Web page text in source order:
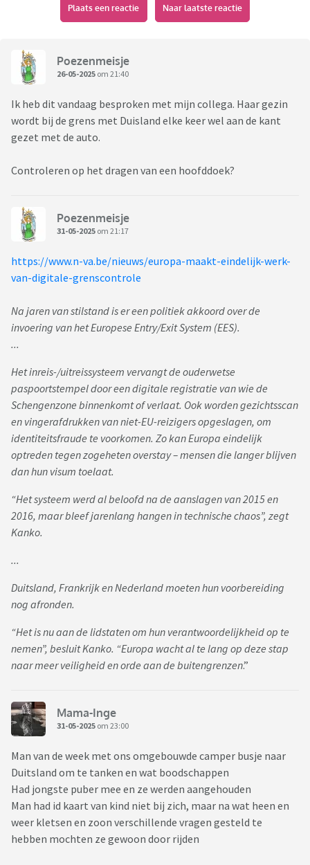
Plaats een reactie Naar laatste reactie
Poezenmeisje
26-05-2025 om 21:40
Ik heb dit vandaag besproken met mijn collega. Haar gezin
wordt bij de grens met Duisland elke keer wel aan de kant
gezet met de auto.
Controleren op het dragen van een hoofddoek?
Poezenmeisje
31-05-2025 om 21:17
https://www.n-va.be/nieuws/europa-maakt-eindelijk-werk-
van-digitale-grenscontrole
Na jaren van stilstand is er een politiek akkoord over de
invoering van het Europese Entry/Exit System (EES).
...
Het inreis-/uitreissysteem vervangt de ouderwetse
paspoortstempel door een digitale registratie van wie de
Schengenzone binnenkomt of verlaat. Ook worden gezichtsscan
en vingerafdrukken van niet-EU-reizigers opgeslagen, om
identiteitsfraude te voorkomen. Zo kan Europa eindelijk
optreden tegen zogeheten overstay – mensen die langer blijven
dan hun visum toelaat.
“Het systeem werd al beloofd na de aanslagen van 2015 en
2016, maar bleef jarenlang hangen in technische chaos”, zegt
Kanko.
...
Duitsland, Frankrijk en Nederland moeten hun voorbereiding
nog afronden.
“Het is nu aan de lidstaten om hun verantwoordelijkheid op te
nemen”, besluit Kanko. “Europa wacht al te lang op deze stap
naar meer veiligheid en orde aan de buitengrenzen.”
Mama-Inge
31-05-2025 om 23:00
Man van de week met ons omgebouwde camper busje naar
Duitsland om te tanken en wat boodschappen
Had jongste puber mee en ze werden aangehouden
Man had id kaart van kind niet bij zich, maar na wat heen en
weer kletsen en zoon verschillende vragen gesteld te
hebben mochten ze gewoon door rijden